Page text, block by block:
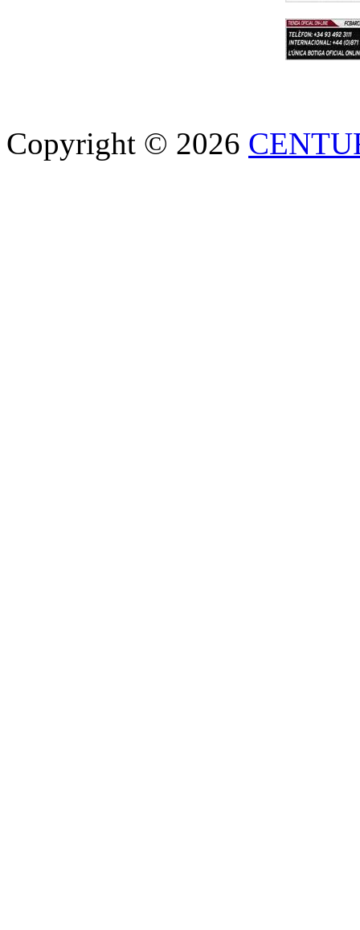
Copyright © 2026